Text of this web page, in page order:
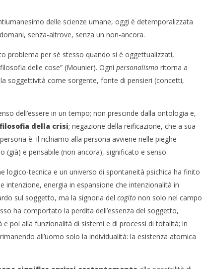
delle scienze umane, oggi è detemporalizzata
senza-altrove, senza un non-ancora.
problema per sè stesso quando si è oggettualizzati,
delle cose” (Mounier). Ogni personalismo ritorna a
soggettività come sorgente, fonte di pensieri (concetti,
dell’essere in un tempo; non prescinde dalla ontologia e,
della crisi; negazione della reificazione, che a sua
è. Il richiamo alla persona avviene nelle pieghe
(già) e pensabile (non ancora), significato e senso.
logico-tecnica e un universo di spontaneità psichica ha finito
intenzione, energia in espansione che intenzionalità in
sul soggetto, ma la signoria del cogito non solo nel campo
ha comportato la perdita dell’essenza del soggetto,
poi alla funzionalità di sistemi e di processi di totalità; in
all’uomo solo la individualità: la esistenza atomica